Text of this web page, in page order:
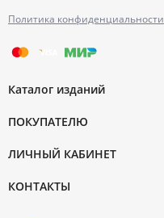
Политика конфиденциальности
Каталог изданий
ПОКУПАТЕЛЮ
ЛИЧНЫЙ КАБИНЕТ
КОНТАКТЫ